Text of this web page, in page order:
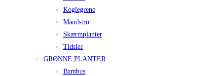
Koglegrene
Mandstro
Skærmplanter
Tidsler
GRØNNE PLANTER
Bambus